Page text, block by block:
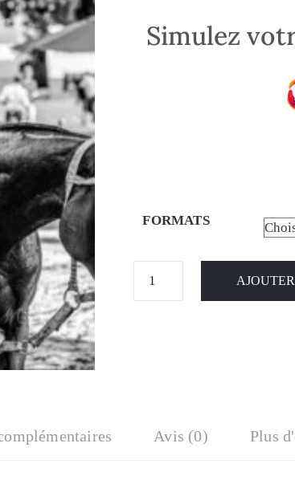
Simulez
FORMATS
Avis (0) Plus